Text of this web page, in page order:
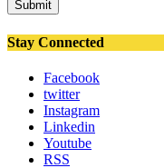
Submit
Stay Connected
Facebook
twitter
Instagram
Linkedin
Youtube
RSS